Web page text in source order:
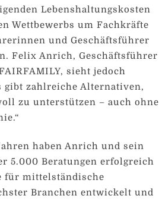
Lebenshaltungskosten
Wettbewerbs um Fachkräfte
und Geschäftsführer
Felix Anrich, Geschäftsführer
sieht jedoch
gibt zahlreiche Alternativen,
zu unterstützen – auch ohne
haben Anrich und sein
5.000 Beratungen erfolgreich
für mittelständische
Branchen entwickelt und